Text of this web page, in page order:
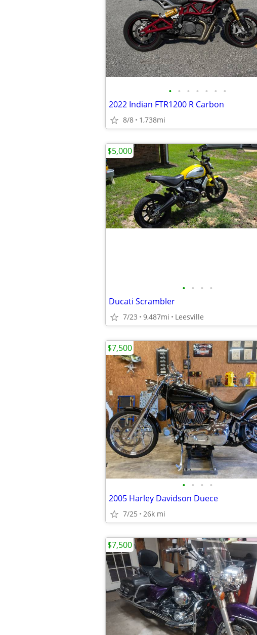
• • • • • • •
2022 Indian FTR1200 R Carbon
8/8 1,738mi
• • • •
Ducati Scrambler
7/23 9,487mi Leesville
$5,000
• • • •
2005 Harley Davidson Duece
7/25 26k mi
$7,500
$7,500